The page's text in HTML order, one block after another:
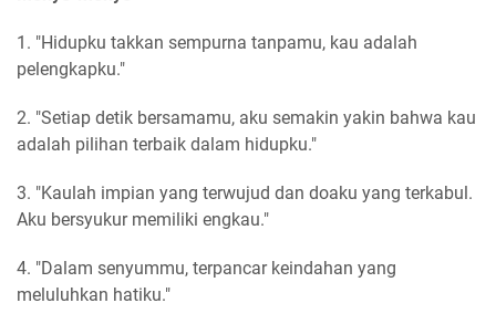
1. "Hidupku takkan sempurna tanpamu, kau adalah
pelengkapku."
2. "Setiap detik bersamamu, aku semakin yakin bahwa kau
adalah pilihan terbaik dalam hidupku."
3. "Kaulah impian yang terwujud dan doaku yang terkabul.
Aku bersyukur memiliki engkau."
4. "Dalam senyummu, terpancar keindahan yang
meluluhkan hatiku."